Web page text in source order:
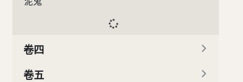
卷四
卷五